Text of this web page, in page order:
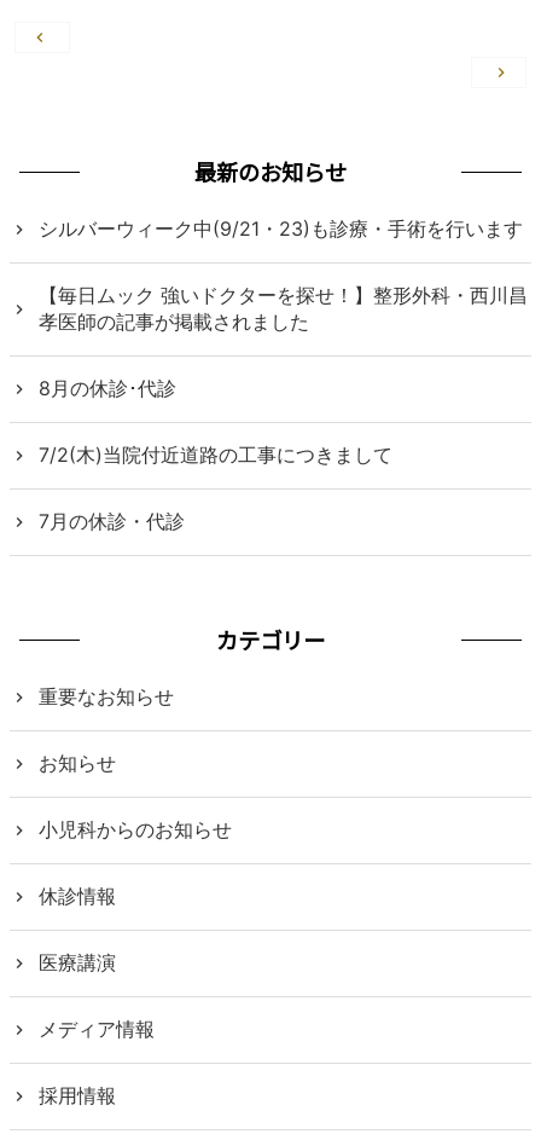
ゲ
ン
最新のお知らせ
シルバーウィーク中(9/21・23)も診療・手術を行います
【毎日ムック 強いドクターを探せ！】整形外科・西川昌
孝医師の記事が掲載されました
8月の休診･代診
7/2(木)当院付近道路の工事につきまして
7月の休診・代診
カテゴリー
重要なお知らせ
お知らせ
小児科からのお知らせ
休診情報
医療講演
メディア情報
採用情報